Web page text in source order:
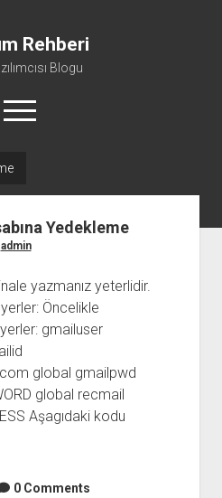
Rehberi
Blogu
menüyü
aç
Yedekleme
admin
yazmanız yeterlidir.
Öncelikle
gmailuser
global gmailpwd
global recmail
Aşagıdaki kodu
0 Comments